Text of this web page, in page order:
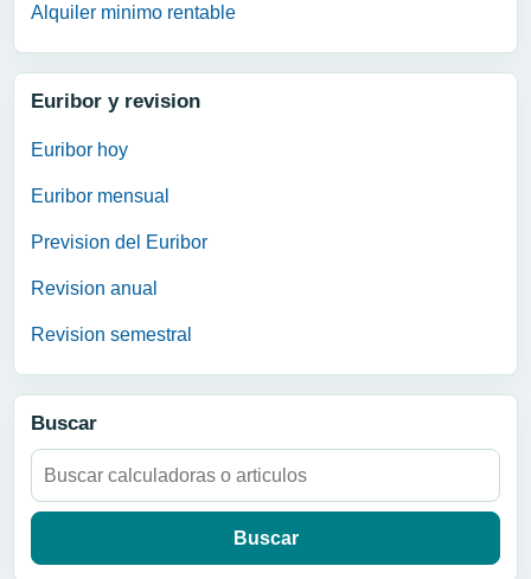
Alquiler minimo rentable
Euribor y revision
Euribor hoy
Euribor mensual
Prevision del Euribor
Revision anual
Revision semestral
Buscar
Buscar: